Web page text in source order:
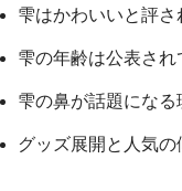
雫はかわいいと評さ
雫の年齢は公表され
雫の鼻が話題になる
グッズ展開と人気の